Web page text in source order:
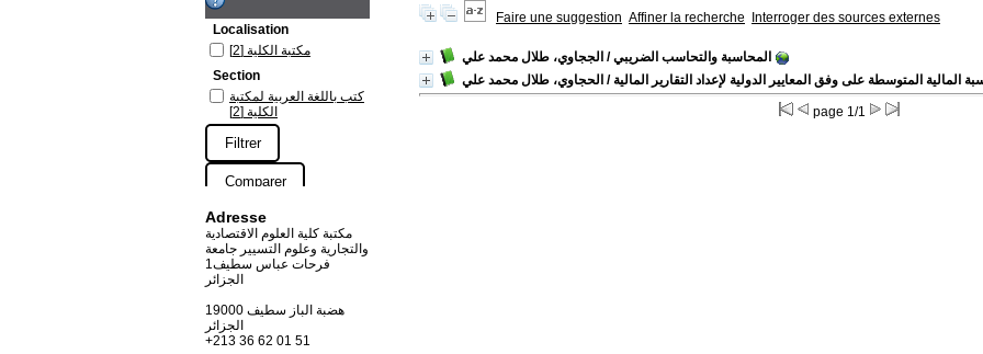
Faire une suggestion Affiner la recherche Interroger des sources externes
المحاسبة والتحاسب الضريبي/ الججاوي، طلال محمد علي
المالية المتوسطة على وفق المعايير الدولية لإعداد التقارير المالية / الحجاوي، طلال محمد علي
page 1/1
Localisation
مكتبة الكلية [2]
Section
كتب باللغة العربية لمكتبة
الكلية [2]
Adresse
مكتبة كلية العلوم الاقتصادية
والتجارية وعلوم التسيير جامعة
فرحات عباس سطيف1
الجزائر
19000 هضبة الباز سطيف
+213 36 62 01 51